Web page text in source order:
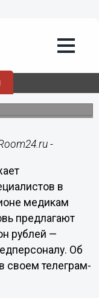
до 1 млн
в больницах, СМП
-
в
медикам
предлагают
рублей —
Об
своем телеграм-